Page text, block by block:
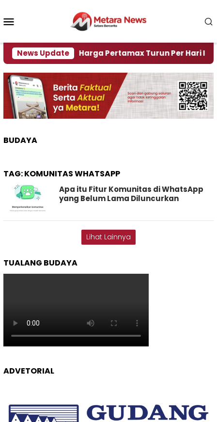
konten
News Update
Air Harga Pertamax Turun Per Hari Ini,
BUDAYA
TAG:KOMUNITAS WHATSAPP
Apa itu Fitur Komunitas di WhatsApp
yang Belum Lama Diluncurkan
Lihat Lainnya
TUALANG BUDAYA
ADVETORIAL